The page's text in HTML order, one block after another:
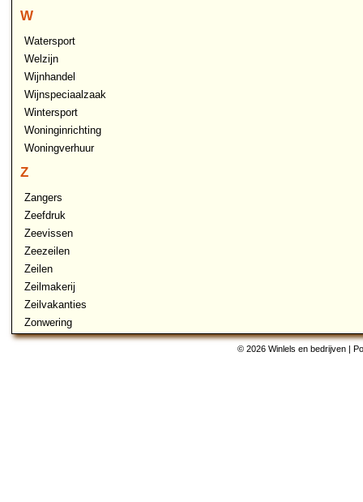
W
Watersport
Welzijn
Wijnhandel
Wijnspeciaalzaak
Wintersport
Woninginrichting
Woningverhuur
Z
Zangers
Zeefdruk
Zeevissen
Zeezeilen
Zeilen
Zeilmakerij
Zeilvakanties
Zonwering
© 2026 Winlels en bedrijven |